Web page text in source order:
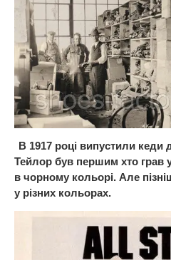
В 1917 році випустили кеди
Тейлор був першим хто грав
в чорному кольорі. Але
у різних кольорах.